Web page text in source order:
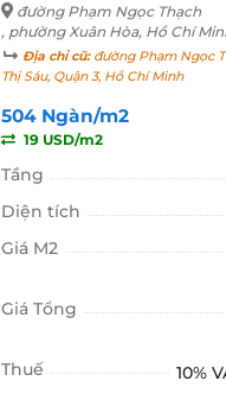
đường Phạm Ngọc Thạch
, phường Xuân Hòa, Hồ Chí
Địa chỉ cũ:đường Phạm Ngọc
Thị Sáu, Quận 3, Hồ Chí Minh
504 Ngàn/m2
19 USD/m2
Tầng
Diện tích
Giá M2
Giá Tổng
Thuế 10%